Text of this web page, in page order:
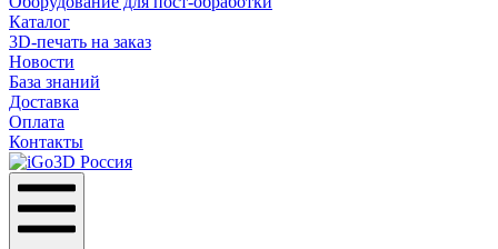
Каталог
3D-печать на заказ
Новости
База знаний
Доставка
Оплата
Контакты